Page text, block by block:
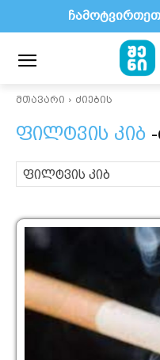
მთავარი ძიების
ფილტვის კიბ